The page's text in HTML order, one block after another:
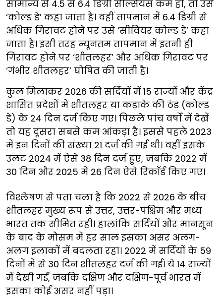
सामान्य से 4.5 से 6.4 डिग्री सेल्सियस कम हो, तो उसे
‘कोल्ड डे’ कहा जाता है। वहीं तापमान में 6.4 डिग्री से
अधिक गिरावट होने पर उसे ‘सीवियर कोल्ड डे’ कहा
जाता है। इसी तरह न्यूनतम तापमान में इतनी ही
गिरावट होने पर ‘शीतलहर’ और अधिक गिरावट पर
‘गंभीर शीतलहर’ घोषित की जाती है।
कुल मिलाकर 2026 की सर्दियों में 15 राज्यों और केंद्र
शासित प्रदेशों में शीतलहर या कड़ाके की ठंड (कोल्ड
डे) के 24 दिन दर्ज किए गए। पिछले पांच वर्षों में देखें
तो यह दूसरा सबसे कम आंकड़ा है। इससे पहले 2023
में इन दिनों की संख्या 21 दर्ज की गई थी। वहीं इसके
उलट 2024 में ऐसे 38 दिन दर्ज हुए, जबकि 2022 में
30 दिन और 2025 में 26 दिन ऐसे रिकॉर्ड किए गए।
विश्लेषण से पता चला है कि 2022 से 2026 के बीच
शीतलहर मुख्य रूप से उत्तर, उत्तर-पश्चिम और मध्य
भारत तक सीमित रही। हालांकि सर्दियों और मानसून
के बाद के मौसम में हर साल इसका असर अलग-
अलग इलाकों में बदलता रहा। 2022 में सर्दियों के 59
दिनों में से 30 दिन शीतलहर दर्ज की गई। ये 14 राज्यों
में देखी गईं, जबकि दक्षिण और दक्षिण-पूर्व भारत में
इसका कोई असर नहीं पड़ा।